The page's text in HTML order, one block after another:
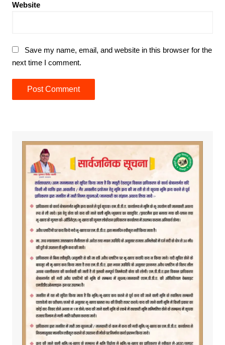
Website
Save my name, email, and website in this browser for the
next time I comment.